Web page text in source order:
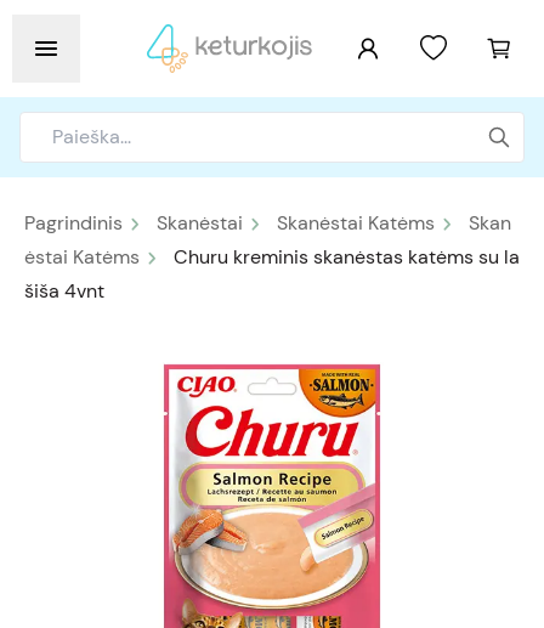
Pagrindinis Skanėstai Skanėstai Katėms
Skan
ėstai Katėms
Churu kreminis skanėstas katėms su la
šiša 4vnt